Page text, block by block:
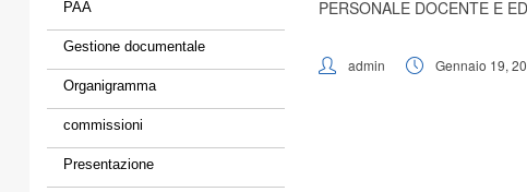
PAA
Gestione documentale
Organigramma
commissioni
Presentazione
PERSONALE DOCENTE E
admin Gennaio 19,